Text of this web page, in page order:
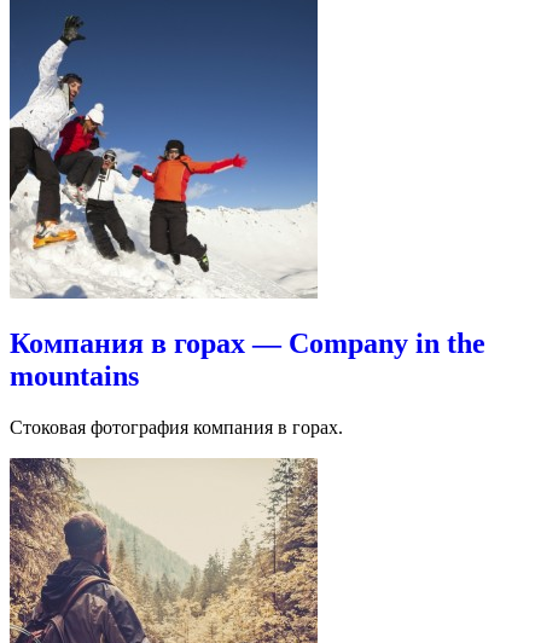
Компания в горах — Company in the
mountains
Стоковая фотография компания в горах.